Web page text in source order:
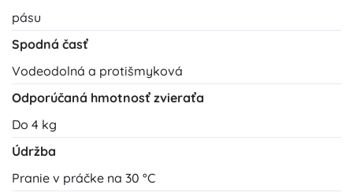
pásu
Spodná časť
Vodeodolná a protišmyková
Odporúčaná hmotnosť zvieraťa
Do 4 kg
Údržba
Pranie v práčke na 30 °C